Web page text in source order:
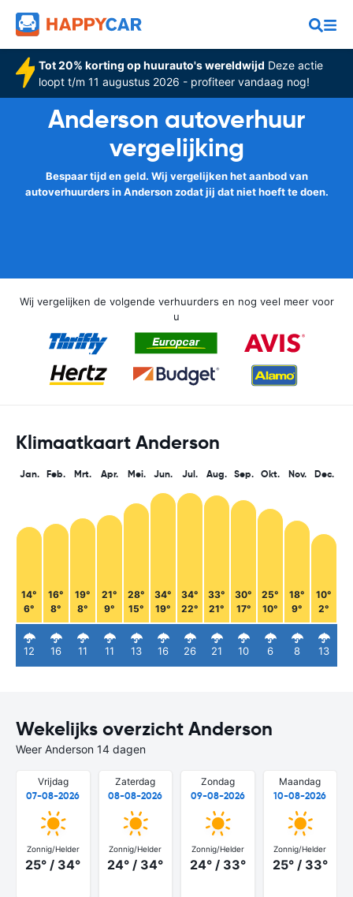
Tot 20% korting op huurauto's wereldwijd Deze actie
loopt t/m 11 augustus 2026 - profiteer vandaag nog!
Anderson autoverhuur
vergelijking
Bespaar tijd en geld. Wij vergelijken het aanbod van
autoverhuurders in Anderson zodat jij dat niet hoeft te doen.
Wij vergelijken de volgende verhuurders en nog veel meer voor
u
Klimaatkaart Anderson
Jan.
14°
6°
12
Feb.
16°
8°
16
Mrt.
19°
8°
11
Apr.
21°
9°
11
Mei.
28°
15°
13
Jun.
34°
19°
16
Jul.
34°
22°
26
Aug.
33°
21°
21
Sep.
30°
17°
10
Okt.
25°
10°
6
Nov.
18°
9°
8
Dec.
10°
2°
13
Wekelijks overzicht Anderson
Weer Anderson 14 dagen
Vrijdag
07-08-2026
Zonnig/Helder
25° / 34°
Zaterdag
08-08-2026
Zonnig/Helder
24° / 34°
Zondag
09-08-2026
Zonnig/Helder
24° / 33°
Maandag
10-08-2026
Zonnig/Helder
25° / 33°